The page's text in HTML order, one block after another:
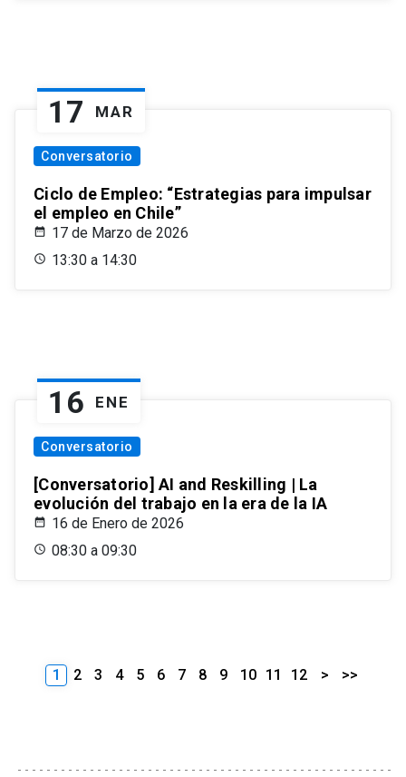
17 MAR
Conversatorio
Ciclo de Empleo: “Estrategias para impulsar
el empleo en Chile”
17 de Marzo de 2026
13:30 a 14:30
16 ENE
Conversatorio
[Conversatorio] AI and Reskilling | La
evolución del trabajo en la era de la IA
16 de Enero de 2026
08:30 a 09:30
1 2 3 4 5 6 7 8 9 10 11 12 > >>